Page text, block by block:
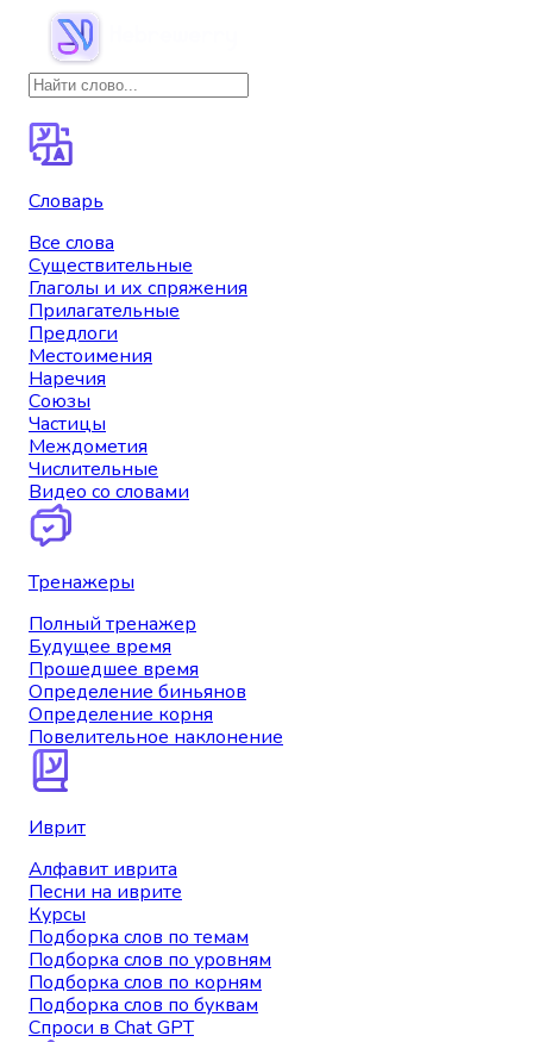
Словарь
Все слова
Существительные
Глаголы и их спряжения
Прилагательные
Предлоги
Местоимения
Наречия
Союзы
Частицы
Междометия
Числительные
Видео со словами
Тренажеры
Полный тренажер
Будущее время
Прошедшее время
Определение биньянов
Определение корня
Повелительное наклонение
Иврит
Алфавит иврита
Песни на иврите
Курсы
Подборка слов по темам
Подборка слов по уровням
Подборка слов по корням
Подборка слов по буквам
Спроси в Chat GPT